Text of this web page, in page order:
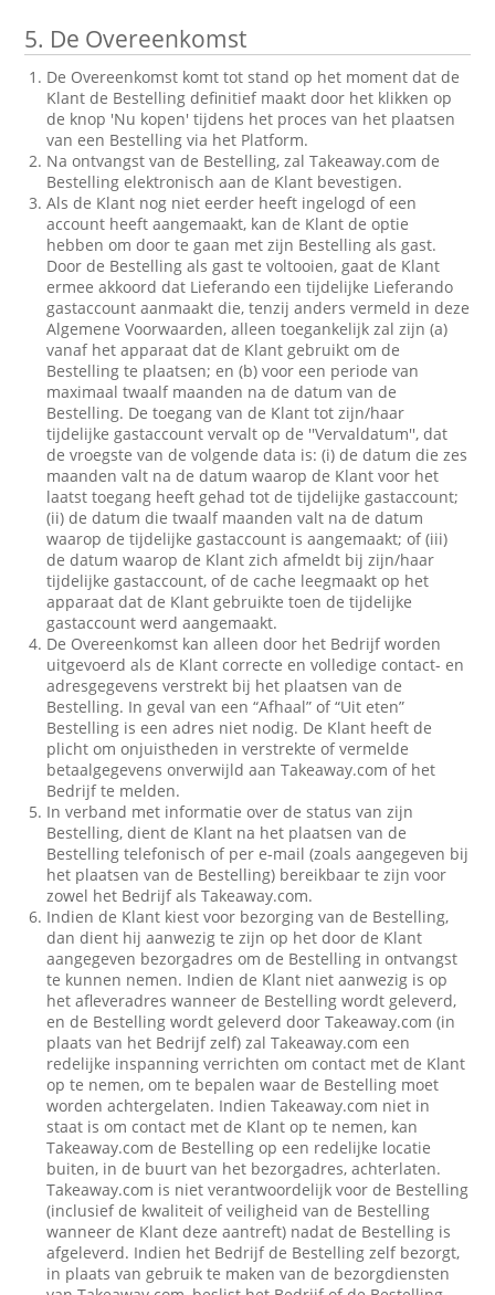
5. De Overeenkomst
De Overeenkomst komt tot stand op het moment dat de
Klant de Bestelling definitief maakt door het klikken op
de knop 'Nu kopen' tijdens het proces van het plaatsen
van een Bestelling via het Platform.
Na ontvangst van de Bestelling, zal Takeaway.com de
Bestelling elektronisch aan de Klant bevestigen.
Als de Klant nog niet eerder heeft ingelogd of een
account heeft aangemaakt, kan de Klant de optie
hebben om door te gaan met zijn Bestelling als gast.
Door de Bestelling als gast te voltooien, gaat de Klant
ermee akkoord dat Lieferando een tijdelijke Lieferando
gastaccount aanmaakt die, tenzij anders vermeld in deze
Algemene Voorwaarden, alleen toegankelijk zal zijn (a)
vanaf het apparaat dat de Klant gebruikt om de
Bestelling te plaatsen; en (b) voor een periode van
maximaal twaalf maanden na de datum van de
Bestelling. De toegang van de Klant tot zijn/haar
tijdelijke gastaccount vervalt op de ''Vervaldatum'', dat
de vroegste van de volgende data is: (i) de datum die zes
maanden valt na de datum waarop de Klant voor het
laatst toegang heeft gehad tot de tijdelijke gastaccount;
(ii) de datum die twaalf maanden valt na de datum
waarop de tijdelijke gastaccount is aangemaakt; of (iii)
de datum waarop de Klant zich afmeldt bij zijn/haar
tijdelijke gastaccount, of de cache leegmaakt op het
apparaat dat de Klant gebruikte toen de tijdelijke
gastaccount werd aangemaakt.
De Overeenkomst kan alleen door het Bedrijf worden
uitgevoerd als de Klant correcte en volledige contact- en
adresgegevens verstrekt bij het plaatsen van de
Bestelling. In geval van een “Afhaal” of “Uit eten”
Bestelling is een adres niet nodig. De Klant heeft de
plicht om onjuistheden in verstrekte of vermelde
betaalgegevens onverwijld aan Takeaway.com of het
Bedrijf te melden.
In verband met informatie over de status van zijn
Bestelling, dient de Klant na het plaatsen van de
Bestelling telefonisch of per e-mail (zoals aangegeven bij
het plaatsen van de Bestelling) bereikbaar te zijn voor
zowel het Bedrijf als Takeaway.com.
Indien de Klant kiest voor bezorging van de Bestelling,
dan dient hij aanwezig te zijn op het door de Klant
aangegeven bezorgadres om de Bestelling in ontvangst
te kunnen nemen. Indien de Klant niet aanwezig is op
het afleveradres wanneer de Bestelling wordt geleverd,
en de Bestelling wordt geleverd door Takeaway.com (in
plaats van het Bedrijf zelf) zal Takeaway.com een
redelijke inspanning verrichten om contact met de Klant
op te nemen, om te bepalen waar de Bestelling moet
worden achtergelaten. Indien Takeaway.com niet in
staat is om contact met de Klant op te nemen, kan
Takeaway.com de Bestelling op een redelijke locatie
buiten, in de buurt van het bezorgadres, achterlaten.
Takeaway.com is niet verantwoordelijk voor de Bestelling
(inclusief de kwaliteit of veiligheid van de Bestelling
wanneer de Klant deze aantreft) nadat de Bestelling is
afgeleverd. Indien het Bedrijf de Bestelling zelf bezorgt,
in plaats van gebruik te maken van de bezorgdiensten